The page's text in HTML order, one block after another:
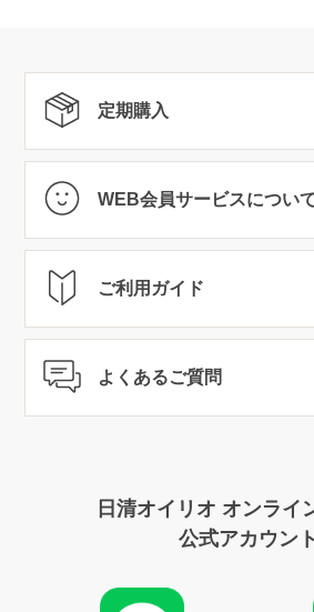
定期購入
WEB会員サービスについ
ご利用ガイド
よくあるご質問
日清オイリオ オンライ
公式アカウント